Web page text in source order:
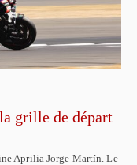
grille de départ
Aprilia Jorge Martín. Le